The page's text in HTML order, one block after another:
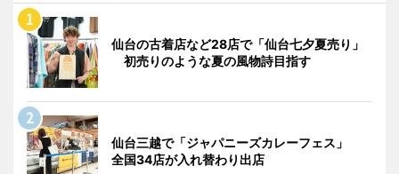
仙台の古着店など28店で「仙台七夕夏売り」
初売りのような夏の風物詩目指す
仙台三越で「ジャパニーズカレーフェス」
全国34店が入れ替わり出店